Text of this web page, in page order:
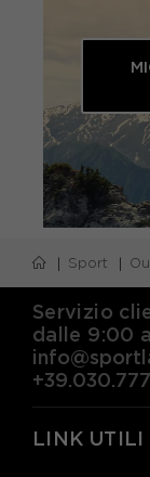
Sport
Servizio
dalle 9:00
LINK UTILI